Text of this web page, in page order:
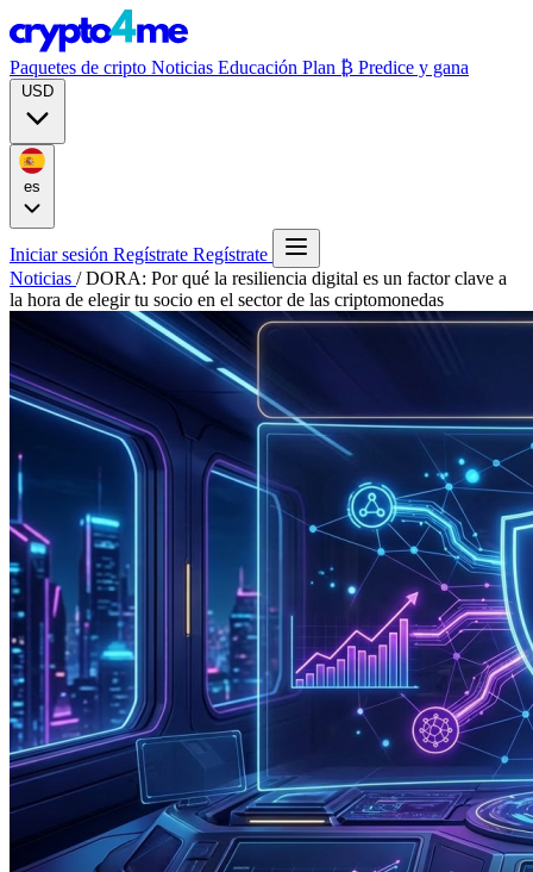
Paquetes de cripto Noticias Educación Plan ₿ Predice y gana
Iniciar sesión Regístrate Regístrate
Noticias / DORA: Por qué la resiliencia digital es un factor clave a
la hora de elegir tu socio en el sector de las criptomonedas